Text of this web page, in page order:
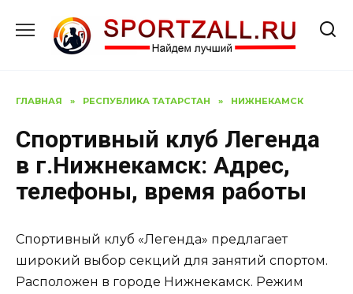
содержанию
ГЛАВНАЯ » РЕСПУБЛИКА ТАТАРСТАН » НИЖНЕКАМСК
Спортивный клуб Легенда
в г.Нижнекамск: Адрес,
телефоны, время работы
Спортивный клуб «Легенда» предлагает
широкий выбор секций для занятий спортом.
Расположен в городе Нижнекамск. Режим